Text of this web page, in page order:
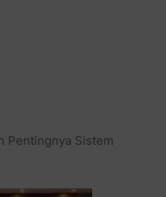
Pentingnya Sistem